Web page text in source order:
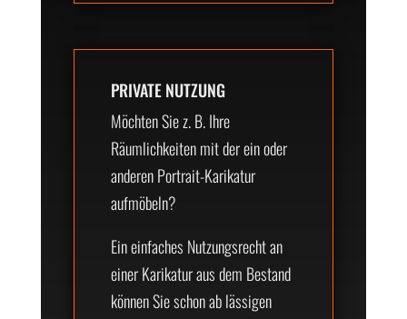
PRIVATE NUTZUNG
Möchten Sie z. B. Ihre
Räumlichkeiten mit der ein oder
anderen Portrait-Karikatur
aufmöbeln?
Ein einfaches Nutzungsrecht an
einer Karikatur aus dem Bestand
können Sie schon ab lässigen